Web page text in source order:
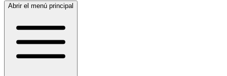
Abrir el menú principal